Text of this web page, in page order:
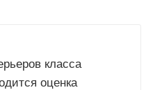
класса
оценка